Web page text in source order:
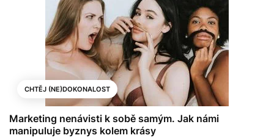
CHTĚJ (NE)DOKONALOST
Marketing nenávisti k sobě samým. Jak námi
manipuluje byznys kolem krásy